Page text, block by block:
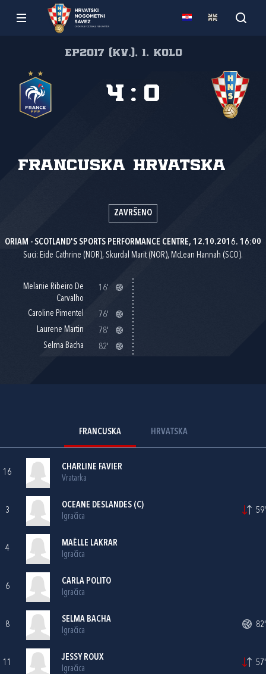
EP2017 (kv.), 1. kolo
Francuska Hrvatska
4 : 0
ZAVRŠENO
ORIAM - SCOTLAND'S SPORTS PERFORMANCE CENTRE, 12.10.2016. 16:00
Suci: Eide Cathrine (NOR), Skurdal Marit (NOR), McLean Hannah (SCO).
Melanie Ribeiro De
Carvalho
16'
Caroline Pimentel
76'
Laurene Martin
78'
Selma Bacha
82'
FRANCUSKA HRVATSKA
16
CHARLINE FAVIER
Vratarka
3
OCEANE DESLANDES (C)
Igračica
59'
4
MAËLLE LAKRAR
Igračica
6
CARLA POLITO
Igračica
8
SELMA BACHA
Igračica
82'
11
JESSY ROUX
Igračica
57'